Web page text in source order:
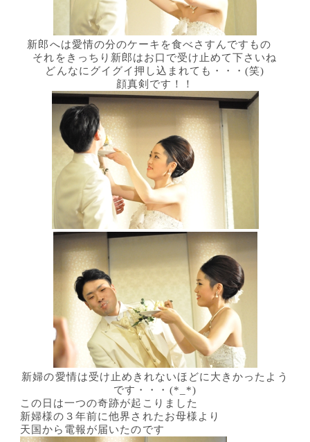
新郎へは愛情の分のケーキを食べさすんですもの
それをきっちり新郎はお口で受け止めて下さいね
どんなにグイグイ押し込まれても・・・(笑)
顔真剣です！！
新婦の愛情は受け止めきれないほどに大きかったよう
です・・・(*_*)
この日は一つの奇跡が起こりました
新婦様の３年前に他界されたお母様より
天国から電報が届いたのです